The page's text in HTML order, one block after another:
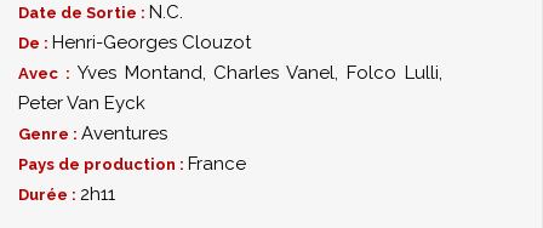
Date de Sortie : N.C.
De : Henri-Georges Clouzot
Avec : Yves Montand, Charles Vanel,Folco Lulli,
Peter Van Eyck
Genre : Aventures
Pays de production : France
Durée : 2h11